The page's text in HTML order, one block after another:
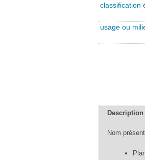
classification
usage ou
Description
Nom